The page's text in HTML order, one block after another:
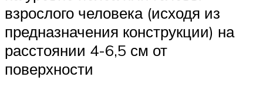
взрослого человека (исходя из
предназначения конструкции) на
расстоянии 4-6,5 см от
поверхности